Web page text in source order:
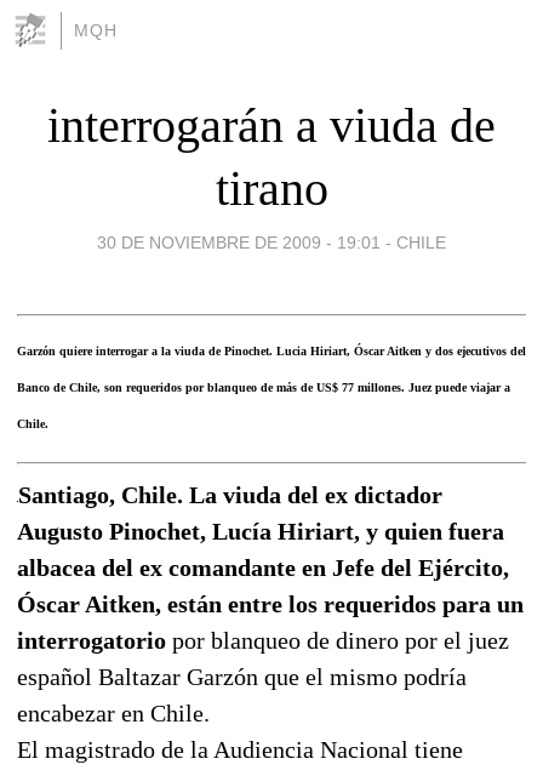
MQH
interrogarán a viuda de
tirano
30 DE NOVIEMBRE DE 2009 - 19:01 - CHILE
Garzón quiere interrogar a la viuda de Pinochet. Lucia Hiriart, Óscar Aitken y dos ejecutivos del
Banco de Chile, son requeridos por blanqueo de más de US$ 77 millones. Juez puede viajar a
Chile.
Santiago, Chile. La viuda del ex dictador
Augusto Pinochet, Lucía Hiriart, y quien fuera
albacea del ex comandante en Jefe del Ejército,
Óscar Aitken, están entre los requeridos para un
interrogatorio por blanqueo de dinero por el juez
español Baltazar Garzón que el mismo podría
encabezar en Chile.
El magistrado de la Audiencia Nacional tiene